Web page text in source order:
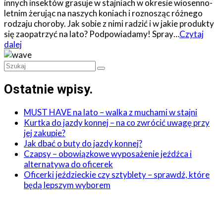
innych insektów grasuje w stajniach w okresie wiosenno-
letnim żerując na naszych koniach i roznosząc różnego
rodzaju choroby. Jak sobie z nimi radzić i w jakie produkty
się zaopatrzyć na lato? Podpowiadamy! Spray…Czytaj
dalej
Ostatnie wpisy.
MUST HAVE na lato – walka z muchami w stajni
Kurtka do jazdy konnej – na co zwrócić uwagę przy
jej zakupie?
Jak dbać o buty do jazdy konnej?
Czapsy – obowiązkowe wyposażenie jeźdźca i
alternatywa do oficerek
Oficerki jeździeckie czy sztyblety – sprawdź, które
będą lepszym wyborem